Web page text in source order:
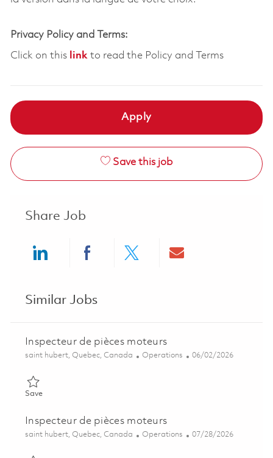
Privacy Policy and Terms:
Click on this linkto read the Policy and Terms
Apply
Save this job
Share Job
Similar Jobs
Inspecteur de pièces moteurs
Location
saint hubert, Quebec, Canada Category
Operations Posted Date
06/02/2026
SaveSave Inspecteur de pièces moteurs 01850086
Inspecteur de pièces moteurs
Location
saint hubert, Quebec, Canada Category
Operations Posted Date
07/28/2026